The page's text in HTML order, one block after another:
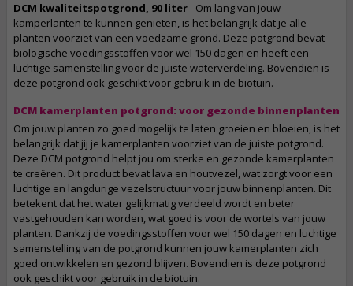
DCM kwaliteitspotgrond, 90 liter- Om lang van jouw
kamperlanten te kunnen genieten, is het belangrijk dat je alle
planten voorziet van een voedzame grond. Deze potgrond bevat
biologische voedingsstoffen voor wel 150 dagen en heeft een
luchtige samenstelling voor de juiste waterverdeling. Bovendien is
deze potgrond ook geschikt voor gebruik in de biotuin.
DCM kamerplanten potgrond: voor gezonde binnenplanten
Om jouw planten zo goed mogelijk te laten groeien en bloeien, is het
belangrijk dat jij je kamerplanten voorziet van de juiste potgrond.
Deze DCM potgrond helpt jou om sterke en gezonde kamerplanten
te creëren. Dit product bevat lava en houtvezel, wat zorgt voor een
luchtige en langdurige vezelstructuur voor jouw binnenplanten. Dit
betekent dat het water gelijkmatig verdeeld wordt en beter
vastgehouden kan worden, wat goed is voor de wortels van jouw
planten. Dankzij de voedingsstoffen voor wel 150 dagen en luchtige
samenstelling van de potgrond kunnen jouw kamerplanten zich
goed ontwikkelen en gezond blijven. Bovendien is deze potgrond
ook geschikt voor gebruik in de biotuin.